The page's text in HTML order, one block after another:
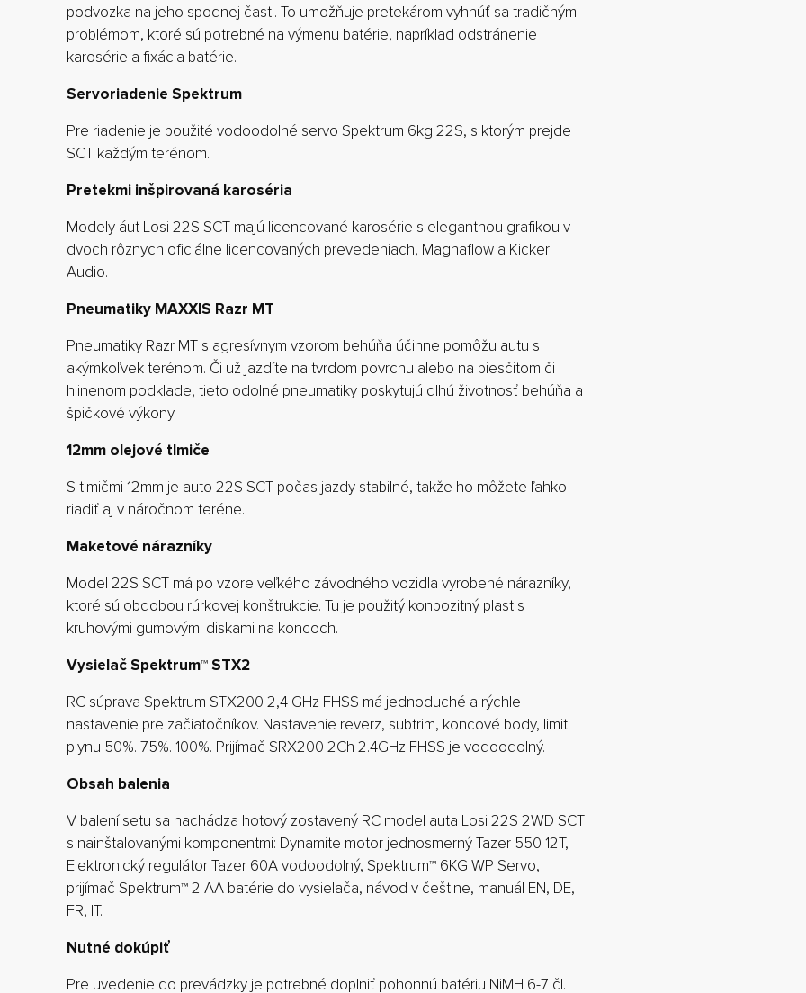
podvozka na jeho spodnej časti. To umožňuje pretekárom vyhnúť sa tradičným
problémom, ktoré sú potrebné na výmenu batérie, napríklad odstránenie
karosérie a fixácia batérie.
Servoriadenie Spektrum
Pre riadenie je použité vodoodolné servo Spektrum 6kg 22S, s ktorým prejde
SCT každým terénom.
Pretekmi inšpirovaná karoséria
Modely áut Losi 22S SCT majú licencované karosérie s elegantnou grafikou v
dvoch rôznych oficiálne licencovaných prevedeniach, Magnaflow a Kicker
Audio.
Pneumatiky MAXXIS Razr MT
Pneumatiky Razr MT s agresívnym vzorom behúňa účinne pomôžu autu s
akýmkoľvek terénom. Či už jazdíte na tvrdom povrchu alebo na piesčitom či
hlinenom podklade, tieto odolné pneumatiky poskytujú dlhú životnosť behúňa a
špičkové výkony.
12mm olejové tlmiče
S tlmičmi 12mm je auto 22S SCT počas jazdy stabilné, takže ho môžete ľahko
riadiť aj v náročnom teréne.
Maketové nárazníky
Model 22S SCT má po vzore veľkého závodného vozidla vyrobené nárazníky,
ktoré sú obdobou rúrkovej konštrukcie. Tu je použitý konpozitný plast s
kruhovými gumovými diskami na koncoch.
Vysielač Spektrum™ STX2
RC súprava Spektrum STX200 2,4 GHz FHSS má jednoduché a rýchle
nastavenie pre začiatočníkov. Nastavenie reverz, subtrim, koncové body, limit
plynu 50%. 75%. 100%. Prijímač SRX200 2Ch 2.4GHz FHSS je vodoodolný.
Obsah balenia
V balení setu sa nachádza hotový zostavený RC model auta Losi 22S 2WD SCT
s nainštalovanými komponentmi: Dynamite motor jednosmerný Tazer 550 12T,
Elektronický regulátor Tazer 60A vodoodolný, Spektrum™ 6KG WP Servo,
prijímač Spektrum™ 2 AA batérie do vysielača, návod v češtine, manuál EN, DE,
FR, IT.
Nutné dokúpiť
Pre uvedenie do prevádzky je potrebné doplniť pohonnú batériu NiMH 6-7 čl.